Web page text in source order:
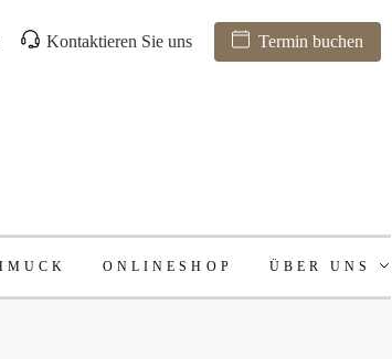
Kontaktieren Sie uns Termin buchen
ONLINESHOP ÜBER UNS